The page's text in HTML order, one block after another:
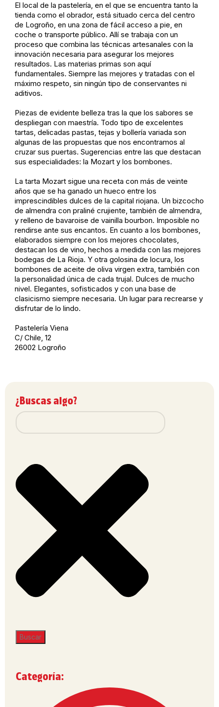
El local de la pastelería, en el que se encuentra tanto la
tienda como el obrador, está situado cerca del centro
de Logroño, en una zona de fácil acceso a pie, en
coche o transporte público. Allí se trabaja con un
proceso que combina las técnicas artesanales con la
innovación necesaria para asegurar los mejores
resultados. Las materias primas son aquí
fundamentales. Siempre las mejores y tratadas con el
máximo respeto, sin ningún tipo de conservantes ni
aditivos.
Piezas de evidente belleza tras la que los sabores se
despliegan con maestría. Todo tipo de excelentes
tartas, delicadas pastas, tejas y bollería variada son
algunas de las propuestas que nos encontramos al
cruzar sus puertas. Sugerencias entre las que destacan
sus especialidades: la Mozart y los bombones.
La tarta Mozart sigue una receta con más de veinte
años que se ha ganado un hueco entre los
imprescindibles dulces de la capital riojana. Un bizcocho
de almendra con praliné crujiente, también de almendra,
y relleno de bavaroise de vainilla bourbon. Imposible no
rendirse ante sus encantos. En cuanto a los bombones,
elaborados siempre con los mejores chocolates,
destacan los de vino, hechos a medida con las mejores
bodegas de La Rioja. Y otra golosina de locura, los
bombones de aceite de oliva virgen extra, también con
la personalidad única de cada trujal. Dulces de mucho
nivel. Elegantes, sofisticados y con una base de
clasicismo siempre necesaria. Un lugar para recrearse y
disfrutar de lo lindo.
Pastelería Viena
C/ Chile, 12
26002 Logroño
¿Buscas algo?
Buscar
Categoría: